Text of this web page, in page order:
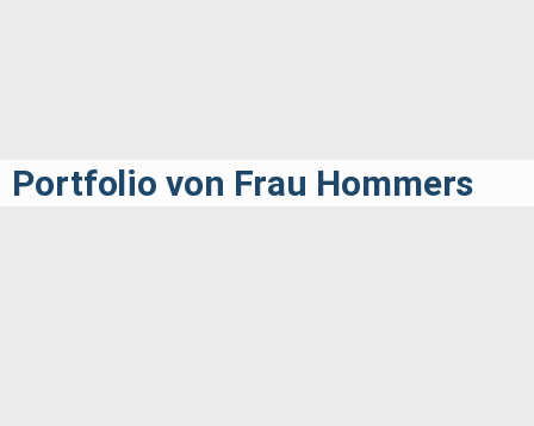
Portfolio von Frau Hommers